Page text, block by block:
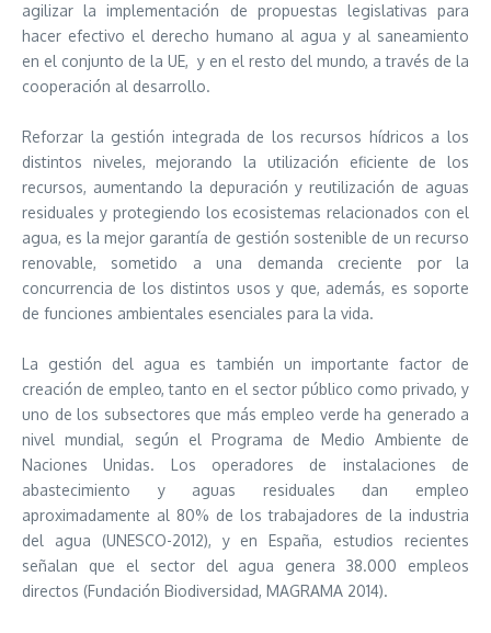
agilizar la implementación de propuestas legislativas para
hacer efectivo el derecho humano al agua y al saneamiento
en el conjunto de la UE, y en el resto del mundo, a través de la
cooperación al desarrollo.
Reforzar la gestión integrada de los recursos hídricos a los
distintos niveles, mejorando la utilización eficiente de los
recursos, aumentando la depuración y reutilización de aguas
residuales y protegiendo los ecosistemas relacionados con el
agua, es la mejor garantía de gestión sostenible de un recurso
renovable, sometido a una demanda creciente por la
concurrencia de los distintos usos y que, además, es soporte
de funciones ambientales esenciales para la vida.
La gestión del agua es también un importante factor de
creación de empleo, tanto en el sector público como privado, y
uno de los subsectores que más empleo verde ha generado a
nivel mundial, según el Programa de Medio Ambiente de
Naciones Unidas. Los operadores de instalaciones de
abastecimiento y aguas residuales dan empleo
aproximadamente al 80% de los trabajadores de la industria
del agua (UNESCO-2012), y en España, estudios recientes
señalan que el sector del agua genera 38.000 empleos
directos (Fundación Biodiversidad, MAGRAMA 2014).